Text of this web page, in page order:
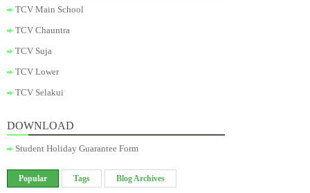
TCV Main School
TCV Chauntra
TCV Suja
TCV Lower
TCV Selakui
DOWNLOAD
Student Holiday Guarantee Form
Popular Tags Blog Archives